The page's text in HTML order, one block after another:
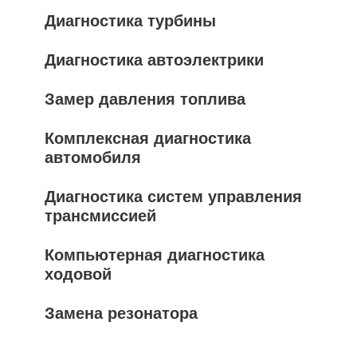
Диагностика турбины
Диагностика автоэлектрики
Замер давления топлива
Комплексная диагностика
автомобиля
Диагностика систем управления
трансмиссией
Компьютерная диагностика
ходовой
Замена резонатора